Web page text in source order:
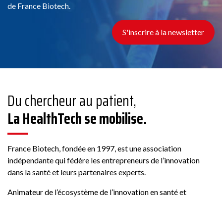
de France Biotech.
S'inscrire à la newsletter
Du chercheur au patient,
La HealthTech se mobilise.
France Biotech, fondée en 1997, est une association
indépendante qui fédère les entrepreneurs de l’innovation
dans la santé et leurs partenaires experts.
Animateur de l’écosystème de l’innovation en santé et